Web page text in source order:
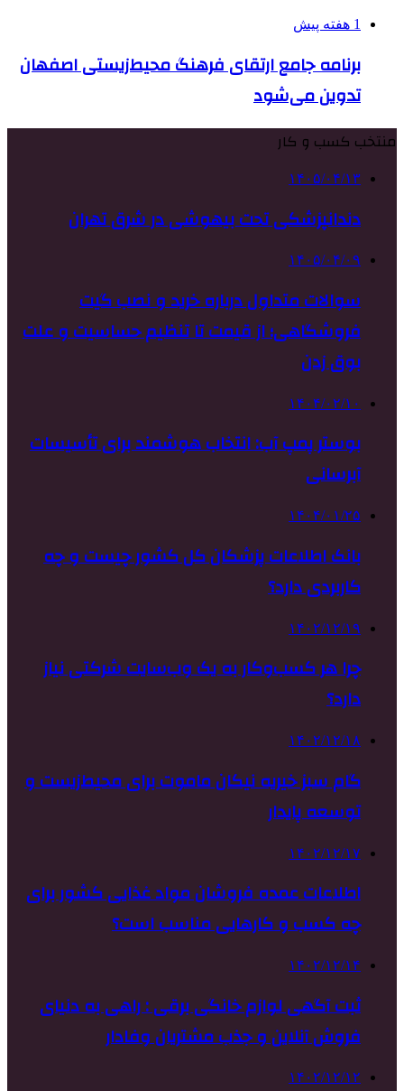
1 هفته پیش
برنامه جامع ارتقای فرهنگ محیط‌زیستی اصفهان
تدوین می‌شود
منتخب کسب و کار
۱۴۰۵/۰۴/۱۳
دندانپزشکی تحت بیهوشی در شرق تهران
۱۴۰۵/۰۴/۰۹
سوالات متداول درباره خرید و نصب گیت
فروشگاهی؛ از قیمت تا تنظیم حساسیت و علت
بوق زدن
۱۴۰۴/۰۲/۱۰
بوستر پمپ آب: انتخاب هوشمند برای تأسیسات
آبرسانی
۱۴۰۴/۰۱/۲۵
بانک اطلاعات پزشکان کل کشور چیست و چه
کاربردی دارد؟
۱۴۰۲/۱۲/۱۹
چرا هر کسب‌وکار به یک وب‌سایت شرکتی نیاز
دارد؟
۱۴۰۲/۱۲/۱۸
گام سبز خیریه نیکان ماموت برای محیط‌زیست و
توسعه پایدار
۱۴۰۲/۱۲/۱۷
اطلاعات عمده فروشان مواد غذایی کشور برای
چه کسب و کارهایی مناسب است؟
۱۴۰۲/۱۲/۱۴
ثبت آگهی لوازم خانگی برقی : راهی به دنیای
فروش آنلاین و جذب مشتریان وفادار
۱۴۰۲/۱۲/۱۲